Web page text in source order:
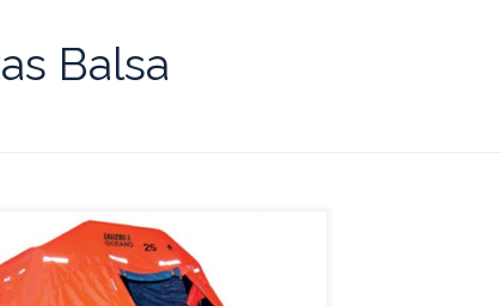
Balsa
Balsa salvavidas LALIZAS SOLAS
tipo autoadrizable de tiro al agua